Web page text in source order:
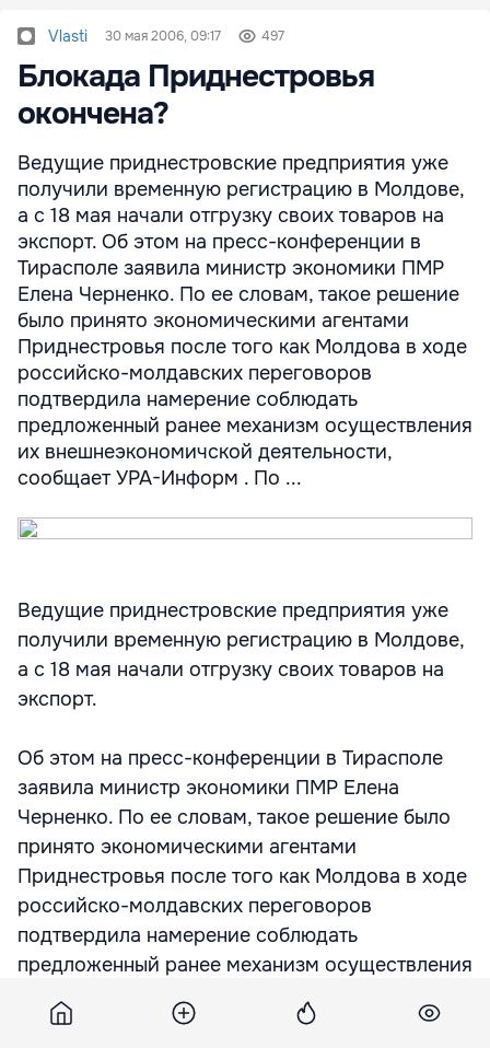
Vlasti 30 мая 2006, 09:17 497
Блокада Приднестровья
окончена?
Ведущие приднестровские предприятия уже
получили временную регистрацию в Молдове,
а с 18 мая начали отгрузку своих товаров на
экспорт. Об этом на пресс-конференции в
Тирасполе заявила министр экономики ПМР
Елена Черненко. По ее словам, такое решение
было принято экономическими агентами
Приднестровья после того как Молдова в ходе
российско-молдавских переговоров
подтвердила намерение соблюдать
предложенный ранее механизм осуществления
их внешнеэкономичской деятельности,
сообщает УРА-Информ . По ...
Ведущие приднестровские предприятия уже
получили временную регистрацию в Молдове,
а с 18 мая начали отгрузку своих товаров на
экспорт.
Об этом на пресс-конференции в Тирасполе
заявила министр экономики ПМР Елена
Черненко. По ее словам, такое решение было
принято экономическими агентами
Приднестровья после того как Молдова в ходе
российско-молдавских переговоров
подтвердила намерение соблюдать
предложенный ранее механизм осуществления
сообщает УРА-Информ .